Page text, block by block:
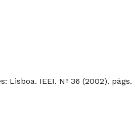
Lisboa. IEEI. Nº 36 (2002). págs.